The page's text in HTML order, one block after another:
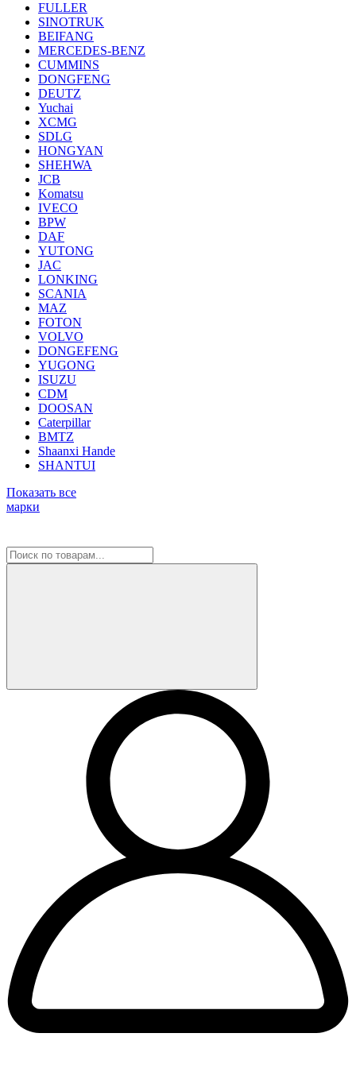
FULLER
SINOTRUK
BEIFANG
MERCEDES-BENZ
CUMMINS
DONGFENG
DEUTZ
Yuchai
XCMG
SDLG
HONGYAN
SHEHWA
JCB
Komatsu
IVECO
BPW
DAF
YUTONG
JAC
LONKING
SCANIA
MAZ
FOTON
VOLVO
DONGEFENG
YUGONG
ISUZU
CDM
DOOSAN
Caterpillar
BMTZ
Shaanxi Hande
SHANTUI
Показать все
марки